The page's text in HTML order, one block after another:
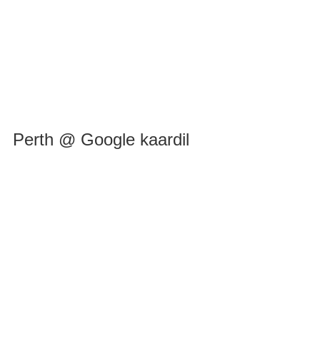
Perth @ Google kaardil